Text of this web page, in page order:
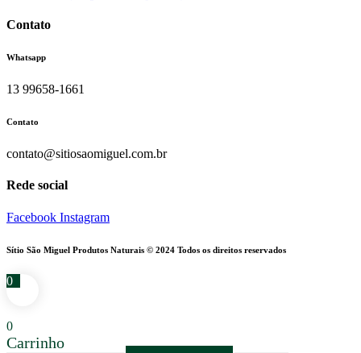
Contato
Whatsapp
13 99658-1661
Contato
contato@sitiosaomiguel.com.br
Rede social
Facebook Instagram
Sítio São Miguel Produtos Naturais © 2024 Todos os direitos reservados
0
0
Carrinho